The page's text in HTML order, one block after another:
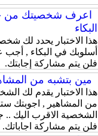
اعرف شخصيتك من
البكاء
هذا الاختبار يحدد لك
أسلوبك في البكاء ,
فلن يتم مشاركة إجابتك.
مين بتشبه من
هذا الاختبار يقدم لك
من المشاهير , اجوبتك
الشخصية الاقرب اليك
فلن يتم مشاركة اجاباتك.